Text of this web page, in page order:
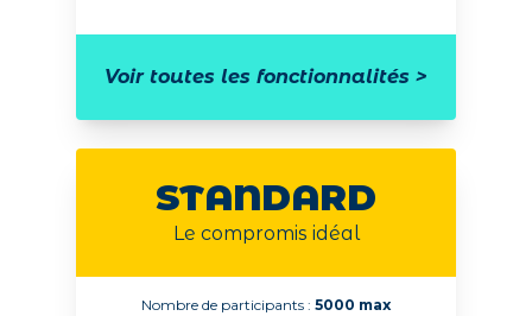
Voir toutes les fonctionnalités >
STANDARD
Le compromis idéal
Nombre de participants : 5000 max